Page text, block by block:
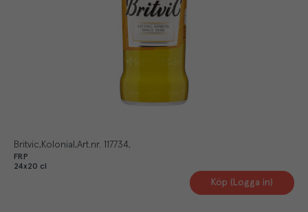
Britvic Kolonial Art.nr. 117734
FRP
24x20 cl
Köp (Logga in)